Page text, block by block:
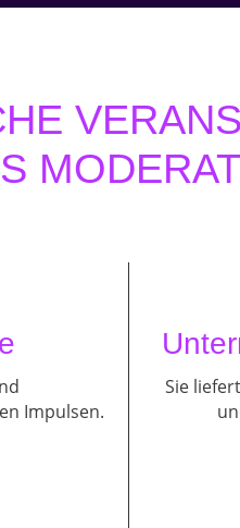
Impulsen.
Sie